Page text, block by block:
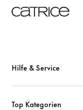
Hilfe & Service
Top Kategorien